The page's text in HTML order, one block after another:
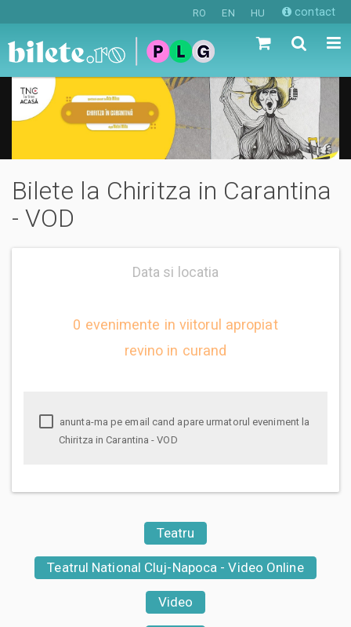
RO EN HU contact
Bilete la Chiritza in Carantina
- VOD
Data si locatia
0 evenimente in viitorul apropiat
revino in curand
Chiritza in Carantina - VOD
Teatru
Teatrul National Cluj-Napoca - Video Online
Video